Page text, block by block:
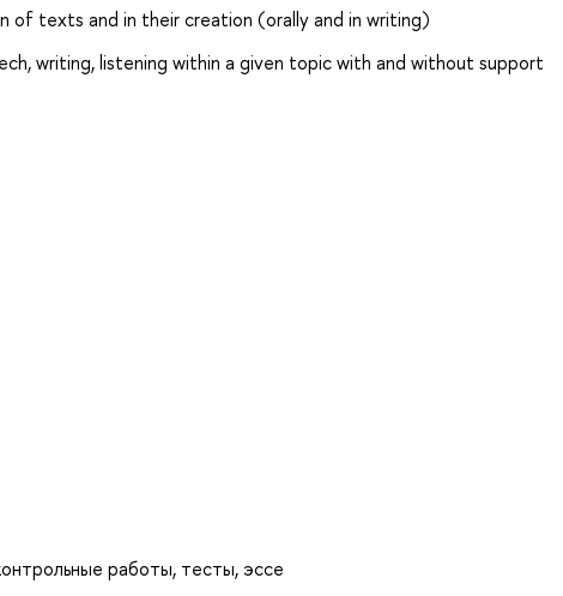
of texts and in their creation (orally and in writing)
writing, listening within a given topic with and without support
работы, тесты, эссе